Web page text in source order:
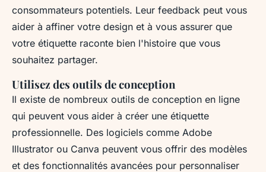
consommateurs potentiels. Leur feedback peut vous
aider à affiner votre design et à vous assurer que
votre étiquette raconte bien l'histoire que vous
souhaitez partager.
Utilisez des outils de conception
Il existe de nombreux outils de conception en ligne
qui peuvent vous aider à créer une étiquette
professionnelle. Des logiciels comme Adobe
Illustrator ou Canva peuvent vous offrir des modèles
et des fonctionnalités avancées pour personnaliser